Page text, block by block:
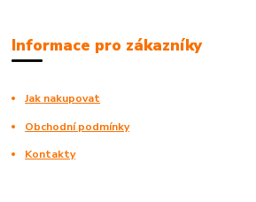
Informace pro zákazníky
Jak nakupovat
Obchodní podmínky
Kontakty